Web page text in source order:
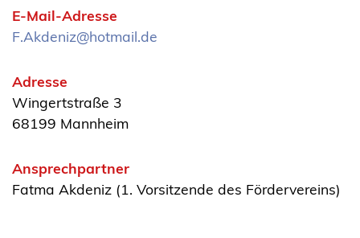
E-Mail-Adresse
F.Akdeniz@hotmail.de
Adresse
Wingertstraße 3
68199 Mannheim
Ansprechpartner
Fatma Akdeniz (1. Vorsitzende des Fördervereins)